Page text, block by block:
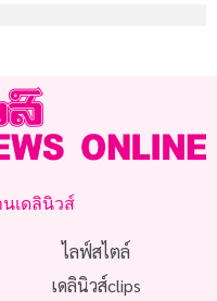
เดลินิวส์
ไลฟ์สไตล์
เดลินิวส์clips